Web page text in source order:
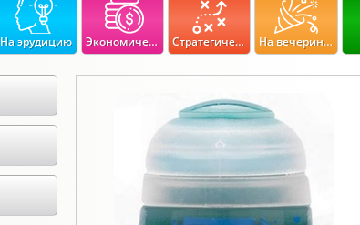
На эрудицию Экономические Стратегические На вечеринку